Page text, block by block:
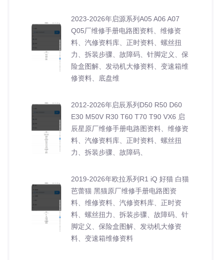
2023-2026年启源系列A05 A06 A07
Q05厂维修手册电路图资料、维修资
料、汽修资料库、正时资料、螺丝扭
力、拆装步骤、故障码、针脚定义、保
险盒图解、发动机大修资料、变速箱维
修资料、底盘维
2012-2026年启辰系列D50 R50 D60
E30 M50V R30 T60 T70 T90 VX6 启
辰星原厂维修手册电路图资料、维修资
料、汽修资料库、正时资料、螺丝扭
力、拆装步骤、故障码、
2019-2026年欧拉系列R1 iQ 好猫 白猫
芭蕾猫 黑猫原厂维修手册电路图资
料、维修资料、汽修资料库、正时资
料、螺丝扭力、拆装步骤、故障码、针
脚定义、保险盒图解、发动机大修资
料、变速箱维修资料